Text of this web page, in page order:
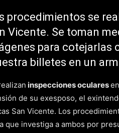
procedimientos se
Vicente. Se toman
para cotejarlas
billetes en un
inspecciones oculares
de su exesposo, el
San Vicente. Los
que investiga a ambos por